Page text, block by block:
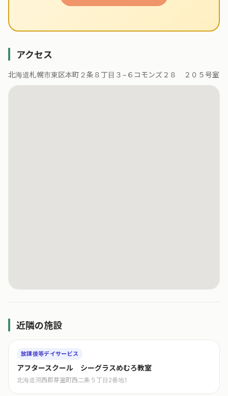
アクセス
北海道札幌市東区本町２条８丁目３−６コモンズ２８ ２０５号室
近隣の施設
放課後等デイサービス
アフタースクール シーグラスめむろ教室
北海道河西郡芽室町西二条５丁目2番地1